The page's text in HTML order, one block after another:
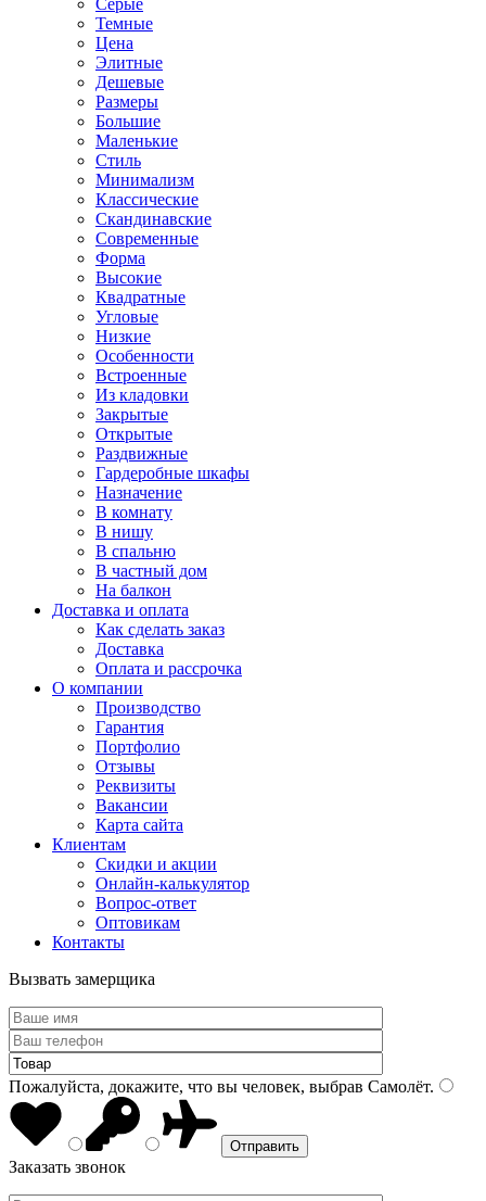
Серые
Темные
Цена
Элитные
Дешевые
Размеры
Большие
Маленькие
Стиль
Минимализм
Классические
Скандинавские
Современные
Форма
Высокие
Квадратные
Угловые
Низкие
Особенности
Встроенные
Из кладовки
Закрытые
Открытые
Раздвижные
Гардеробные шкафы
Назначение
В комнату
В нишу
В спальню
В частный дом
На балкон
Доставка и оплата
Как сделать заказ
Доставка
Оплата и рассрочка
О компании
Производство
Гарантия
Портфолио
Отзывы
Реквизиты
Вакансии
Карта сайта
Клиентам
Скидки и акции
Онлайн-калькулятор
Вопрос-ответ
Оптовикам
Контакты
Вызвать замерщика
Пожалуйста, докажите, что вы человек, выбрав Самолёт.
Заказать звонок